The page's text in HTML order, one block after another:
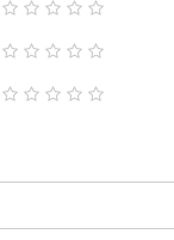
1
star
2
stars
3
stars
4
stars
5
stars
1
star
2
stars
3
stars
4
stars
5
stars